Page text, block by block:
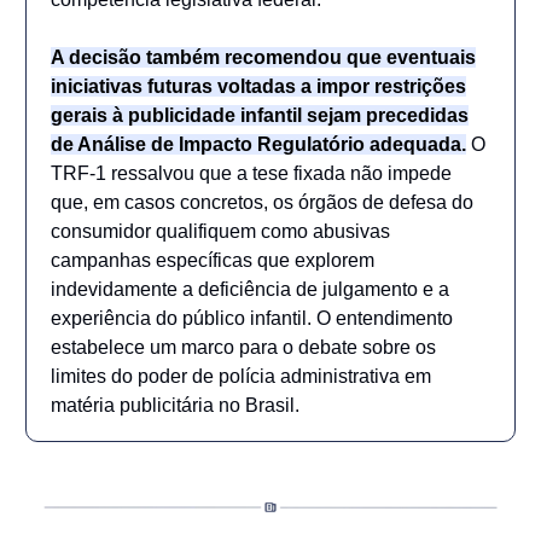
A decisão também recomendou que eventuais
iniciativas futuras voltadas a impor restrições
gerais à publicidade infantil sejam precedidas
de Análise de Impacto Regulatório adequada. O
TRF-1 ressalvou que a tese fixada não impede
que, em casos concretos, os órgãos de defesa do
consumidor qualifiquem como abusivas
campanhas específicas que explorem
indevidamente a deficiência de julgamento e a
experiência do público infantil. O entendimento
estabelece um marco para o debate sobre os
limites do poder de polícia administrativa em
matéria publicitária no Brasil.